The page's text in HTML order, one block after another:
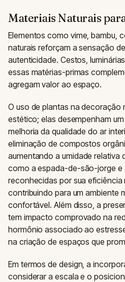
Materiais Naturais
Elementos como vime, bambu,
naturais reforçam a sensação
autenticidade. Cestos,
essas matérias-primas
agregam valor ao espaço.
O uso de plantas na decoração
estético; elas desempenham
melhoria da qualidade do ar
eliminação de compostos
aumentando a umidade relativa
como a espada-de-são-jorge e
reconhecidas por sua eficiência
contribuindo para um ambiente
confortável. Além disso, a
tem impacto comprovado na
hormônio associado ao
na criação de espaços que
Em termos de design, a
considerar a escala e o